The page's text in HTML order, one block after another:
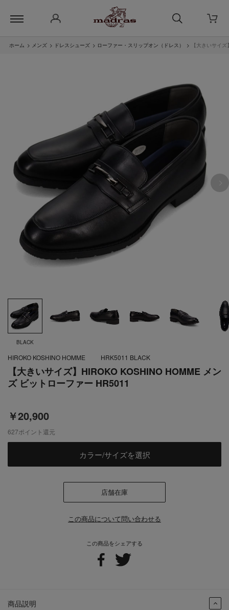
ホーム > メンズ > ドレスシューズ > ローファー・スリップオン（ドレス） > 【大きいサイ
BLACK
【大きいサイズ】HIROKO KOSHINO HOMME メン
ズ ビットローファー HR5011
￥20,900
この商品をシェアする
商品説明
HIROKO KOSHINO HOMME HRK5011 BLACK
627ポイント還元
カラー/サイズを選択
店舗在庫
この商品について問い合わせる